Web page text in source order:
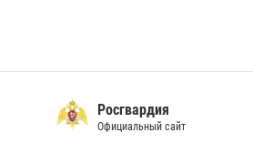
Росгвардия
Официальный сайт